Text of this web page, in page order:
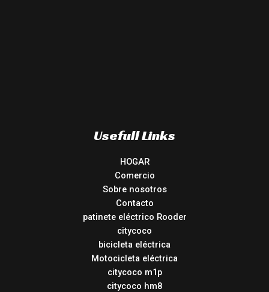
Usefull Links
HOGAR
Comercio
Sobre nosotros
Contacto
patinete eléctrico Rooder
citycoco
bicicleta eléctrica
Motocicleta eléctrica
citycoco m1p
citycoco hm8